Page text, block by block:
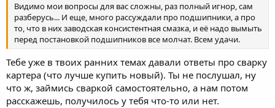
Видимо мои вопросы для вас сложны, раз полный игнор, сам
разберусь... И еще, много рассуждали про подшипники, а про
то, что в них заводская консистентная смазка, и её надо вымыть
перед постановкой подшипников все молчат. Всем удачи.
Тебе уже в твоих ранних темах давали ответы про сварку
картера (что лучше купить новый). Ты не послушал, ну
что ж, займись сваркой самостоятельно, а нам потом
расскажешь, получилось у тебя что-то или нет.